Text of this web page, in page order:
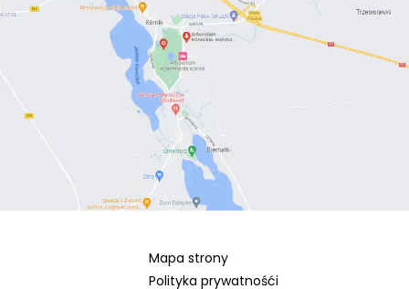
Mapa strony
Polityka prywatnośći